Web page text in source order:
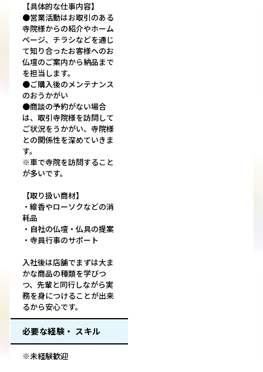
【具体的な仕事内容】
●営業活動はお取引のある
寺院様からの紹介やホーム
ページ、チラシなどを通じ
て知り合ったお客様へのお
仏壇のご案内から納品まで
を担当します。
●ご購入後のメンテナンス
のおうかがい
●商談の予約がない場合
は、取引寺院様を訪問して
ご状況をうかがい、寺院様
との関係性を深めていきま
す。
※車で寺院を訪問すること
が多いです。
【取り扱い商材】
・線香やローソクなどの消
耗品
・自社の仏壇・仏具の提案
・寺員行事のサポート
入社後は店舗でまずは大ま
かな商品の種類を学びつ
つ、先輩と同行しながら実
務を身につけることが出来
るから安心です。
必要な経験・ スキル
※未経験歓迎